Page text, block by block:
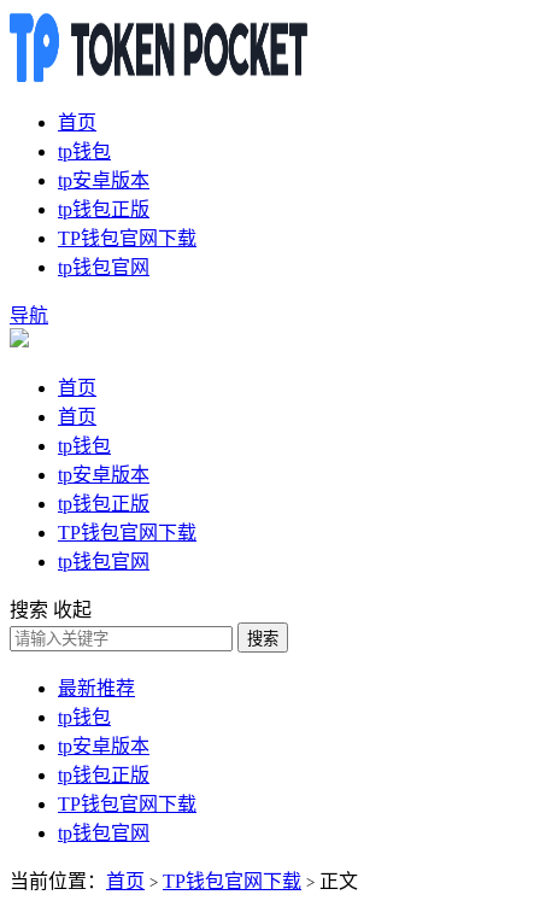
首页
tp钱包
tp安卓版本
tp钱包正版
TP钱包官网下载
tp钱包官网
导航
首页
首页
tp钱包
tp安卓版本
tp钱包正版
TP钱包官网下载
tp钱包官网
搜索 收起
搜索
最新推荐
tp钱包
tp安卓版本
tp钱包正版
TP钱包官网下载
tp钱包官网
当前位置： 首页 > TP钱包官网下载 > 正文